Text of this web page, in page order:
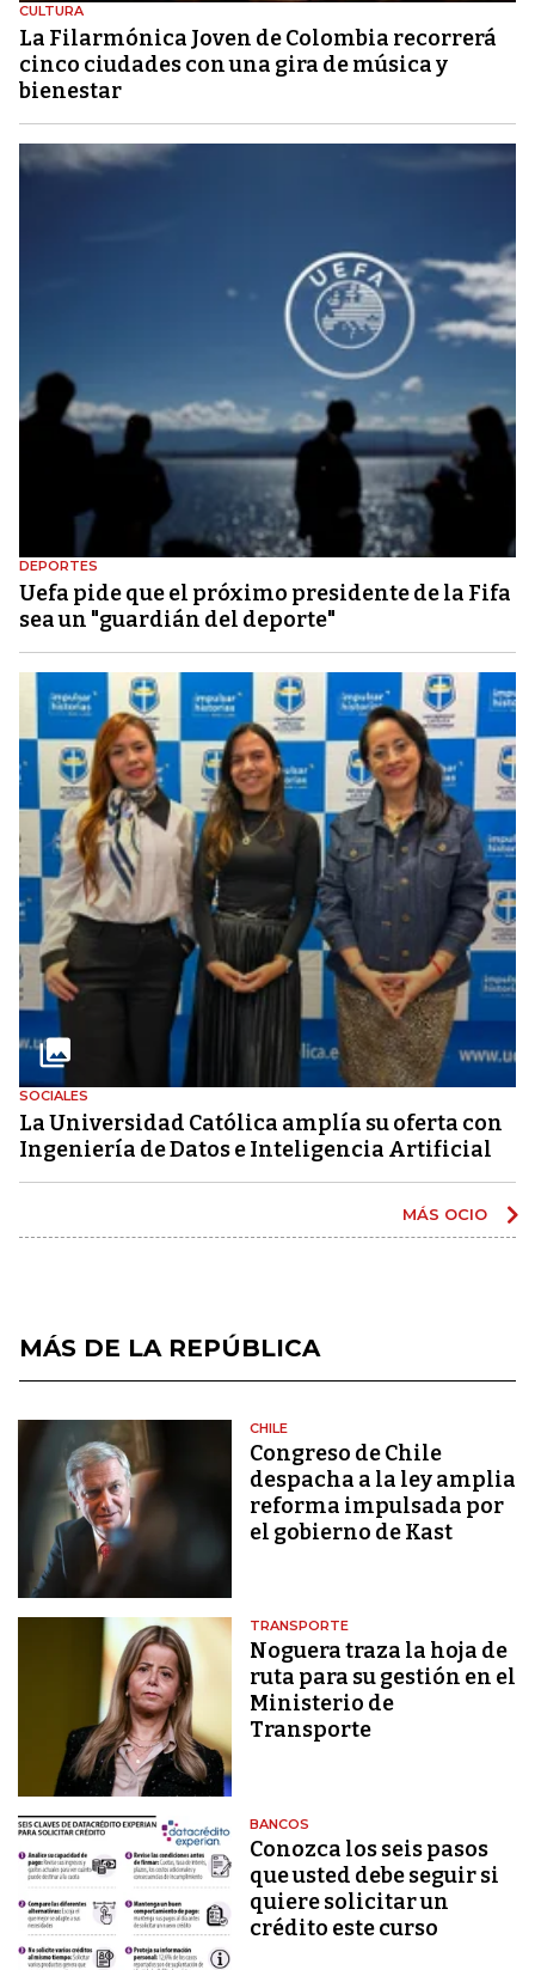
CULTURA
La Filarmónica Joven de Colombia recorrerá
cinco ciudades con una gira de música y
bienestar
DEPORTES
Uefa pide que el próximo presidente de la Fifa
sea un "guardián del deporte"
SOCIALES
La Universidad Católica amplía su oferta con
Ingeniería de Datos e Inteligencia Artificial
MÁS OCIO
MÁS DE LA REPÚBLICA
CHILE
Congreso de Chile
despacha a la ley amplia
reforma impulsada por
el gobierno de Kast
TRANSPORTE
Noguera traza la hoja de
ruta para su gestión en el
Ministerio de
Transporte
BANCOS
Conozca los seis pasos
que usted debe seguir si
quiere solicitar un
crédito este curso